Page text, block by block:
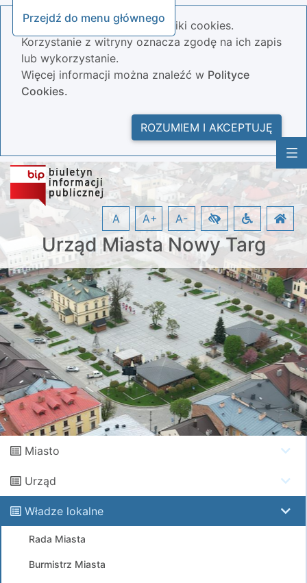
Przejdź do menu głównego
Nasza strona wykorzystuje pliki cookies.
Korzystanie z witryny oznacza zgodę na ich zapis
lub wykorzystanie.
Więcej informacji można znaleźć w Polityce
Cookies.
ROZUMIEM I AKCEPTUJĘ
Urząd Miasta Nowy Targ
A A+ A-
Miasto
Urząd
Władze lokalne
Rada Miasta
Burmistrz Miasta